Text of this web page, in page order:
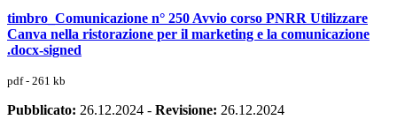
timbro_Comunicazione n° 250 Avvio corso PNRR Utilizzare
Canva nella ristorazione per il marketing e la comunicazione
.docx-signed
pdf - 261 kb
Pubblicato: 26.12.2024 - Revisione: 26.12.2024